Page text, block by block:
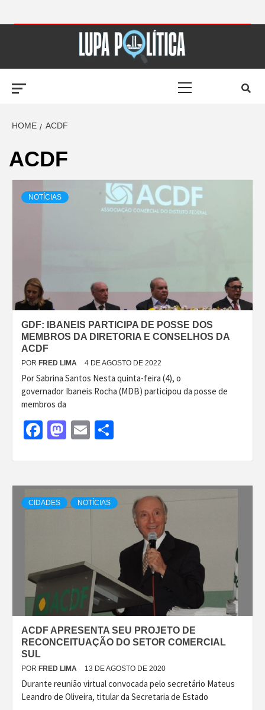
LUPA
POLÍTICA –
AMPLIANDO A
NOTÍCIA
HOME ACDF
ACDF
NOTÍCIAS
GDF: IBANEIS PARTICIPA DE POSSE DOS
MEMBROS DA DIRETORIA E CONSELHOS DA
ACDF
POR FRED LIMA 4 DE AGOSTO DE 2022
Por Sabrina Santos Nesta quinta-feira (4), o
governador Ibaneis Rocha (MDB) participou da posse de
membros da
Facebook
Mastodon
Email
CIDADES NOTÍCIAS
ACDF APRESENTA SEU PROJETO DE
RECONCEITUAÇÃO DO SETOR COMERCIAL
SUL
POR FRED LIMA 13 DE AGOSTO DE 2020
Durante reunião virtual convocada pelo secretário Mateus
Leandro de Oliveira, titular da Secretaria de Estado